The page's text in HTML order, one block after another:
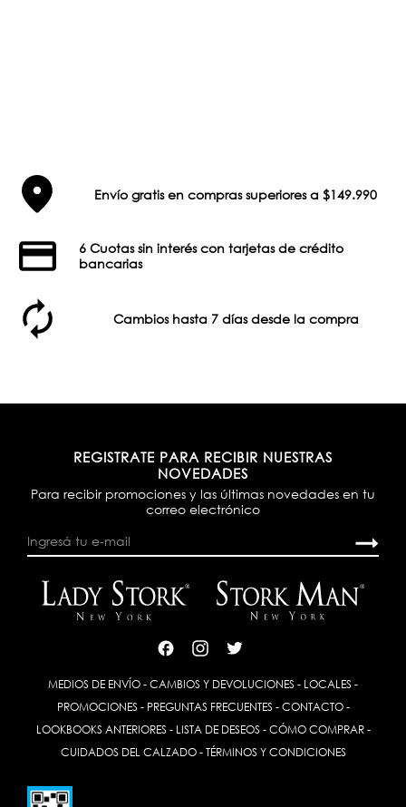
Envío gratis en compras superiores a $149.990
6 Cuotas sin interés con tarjetas de crédito
bancarias
Cambios hasta 7 días desde la compra
REGISTRATE PARA RECIBIR NUESTRAS
NOVEDADES
Para recibir promociones y las últimas novedades en tu
correo electrónico
MEDIOS DE ENVÍO - CAMBIOS Y DEVOLUCIONES - LOCALES -
PROMOCIONES- PREGUNTAS FRECUENTES- CONTACTO-
LOOKBOOKS ANTERIORES- LISTA DE DESEOS- CÓMO COMPRAR-
CUIDADOS DEL CALZADO- TÉRMINOS Y CONDICIONES